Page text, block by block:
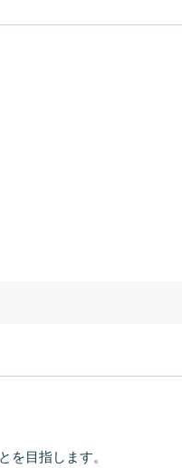
を目指します。